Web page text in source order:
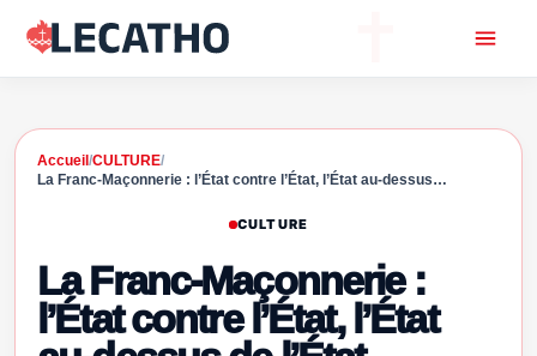
Accueil /CULTURE/
La Franc-Maçonnerie : l’État contre l’État, l’État au-dessus…
CULTURE
La Franc-Maçonnerie :
l’État contre l’État, l’État